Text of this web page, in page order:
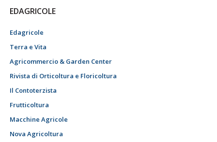
EDAGRICOLE
Edagricole
Terra e Vita
Agricommercio & Garden Center
Rivista di Orticoltura e Floricoltura
Il Contoterzista
Frutticoltura
Macchine Agricole
Nova Agricoltura